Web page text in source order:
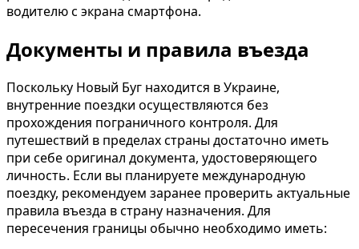
водителю с экрана смартфона.
Документы и правила въезда
Поскольку Новый Буг находится в Украине,
внутренние поездки осуществляются без
прохождения пограничного контроля. Для
путешествий в пределах страны достаточно иметь
при себе оригинал документа, удостоверяющего
личность. Если вы планируете международную
поездку, рекомендуем заранее проверить актуальные
правила въезда в страну назначения. Для
пересечения границы обычно необходимо иметь: